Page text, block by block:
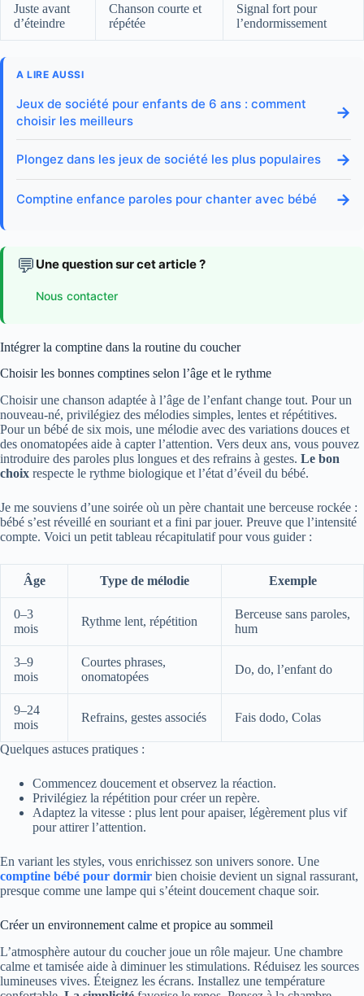
Juste avant
d’éteindre
Chanson courte et
répétée
Signal fort pour
l’endormissement
A LIRE AUSSI
Jeux de société pour enfants de 6 ans : comment
choisir les meilleurs
→
Plongez dans les jeux de société les plus populaires →
Comptine enfance paroles pour chanter avec bébé →
💬 Une question sur cet article ?
Nous contacter
Intégrer la comptine dans la routine du coucher
Choisir les bonnes comptines selon l’âge et le rythme
Choisir une chanson adaptée à l’âge de l’enfant change tout. Pour un
nouveau-né, privilégiez des mélodies simples, lentes et répétitives.
Pour un bébé de six mois, une mélodie avec des variations douces et
des onomatopées aide à capter l’attention. Vers deux ans, vous pouvez
introduire des paroles plus longues et des refrains à gestes. Le bon
choix respecte le rythme biologique et l’état d’éveil du bébé.
Je me souviens d’une soirée où un père chantait une berceuse rockée :
bébé s’est réveillé en souriant et a fini par jouer. Preuve que l’intensité
compte. Voici un petit tableau récapitulatif pour vous guider :
Âge Type de mélodie Exemple
0–3
mois
Rythme lent, répétition
Berceuse sans paroles,
hum
3–9
mois
Courtes phrases,
onomatopées
Do, do, l’enfant do
9–24
mois
Refrains, gestes associés Fais dodo, Colas
Quelques astuces pratiques :
Commencez doucement et observez la réaction.
Privilégiez la répétition pour créer un repère.
Adaptez la vitesse : plus lent pour apaiser, légèrement plus vif
pour attirer l’attention.
En variant les styles, vous enrichissez son univers sonore. Une
comptine bébé pour dormir bien choisie devient un signal rassurant,
presque comme une lampe qui s’éteint doucement chaque soir.
Créer un environnement calme et propice au sommeil
L’atmosphère autour du coucher joue un rôle majeur. Une chambre
calme et tamisée aide à diminuer les stimulations. Réduisez les sources
lumineuses vives. Éteignez les écrans. Installez une température